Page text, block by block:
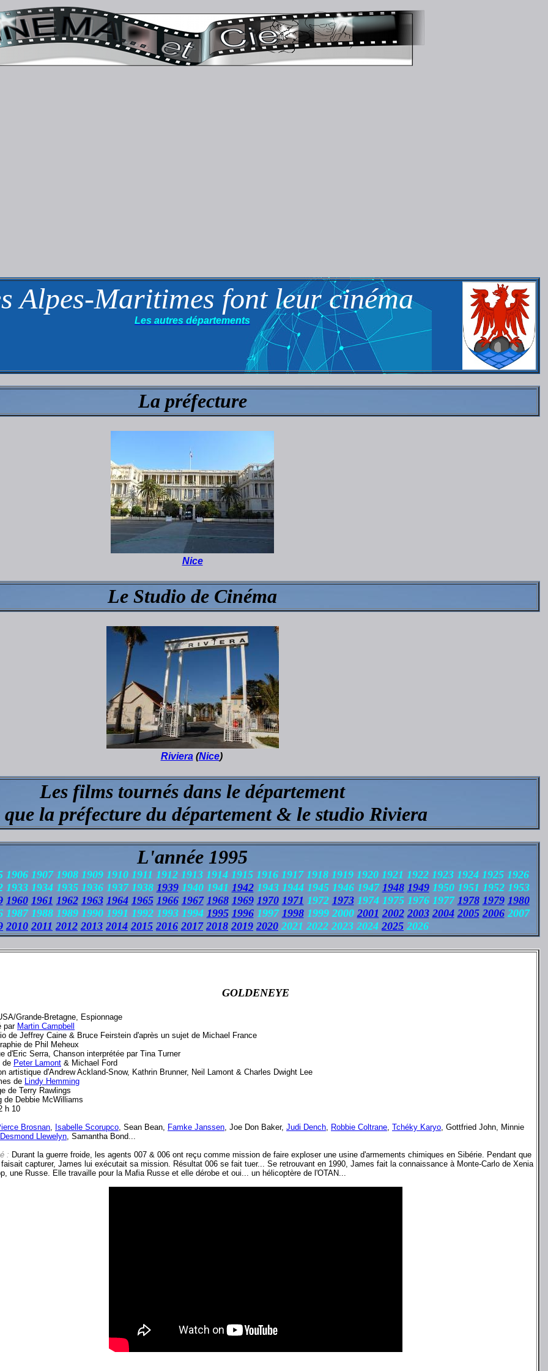
Alpes-Maritimes font leur cinéma
Les autres départements
La préfecture
Nice
Le Studio de Cinéma
Riviera(Nice)
Les films tournés dans le département
la préfecture du département & le studio Riviera
L'année 1995
1906 1907 1908 1909 1910 1911 1912 1913 1914 1915 1916 1917 1918 1919 1920 1921 1922 1923 1924 1925 1926
1933 1934 1935 1936 1937 1938 19391940 1941 19421943 1944 1945 1946 1947 1948 19491950 1951 1952 1953
1960 1961 1962 1963 1964 1965 1966 1967 1968 1969 1970 1971 1972 19731974 1975 1976 1977 1978 1979 1980
1987 1988 1989 1990 1991 1992 1993 1994 1995 19961997 19981999 2000 2001 2002 2003 2004 2005 20062007
2010 2011 2012 2013 2014 2015 2016 2017 2018 2019 2020 2021 2022 2023 2024 2025 2026
GOLDENEYE
Grande-Bretagne, Espionnage
par Martin Campbell
de Jeffrey Caine & Bruce Feirstein d'après un sujet de Michael France
de Phil Meheux
d'Eric Serra, Chanson interprétée par Tina Turner
de Peter Lamont & Michael Ford
artistique d'Andrew Ackland-Snow, Kathrin Brunner, Neil Lamont & Charles Dwight Lee
de Lindy Hemming
de Terry Rawlings
de Debbie McWilliams
h 10
Brosnan, Isabelle Scorupco, Sean Bean, Famke Janssen, Joe Don Baker, Judi Dench, Robbie Coltrane, Tchéky Karyo, Gottfried John, Minnie
Desmond Llewelyn, Samantha Bond...
: Durant la guerre froide, les agents 007 & 006 ont reçu comme mission de faire exploser une usine d'armements chimiques en Sibérie. Pendant que
capturer, James lui exécutait sa mission. Résultat 006 se fait tuer... Se retrouvant en 1990, James fait la connaissance à Monte-Carlo de Xenia
une Russe. Elle travaille pour la Mafia Russe et elle dérobe et oui... un hélicoptère de l'OTAN...